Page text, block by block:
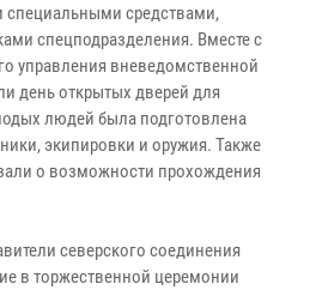
специальными средствами,
спецподразделения. Вместе с
управления вневедомственной
день открытых дверей для
людей была подготовлена
экипировки и оружия. Также
о возможности прохождения
северского соединения
в торжественной церемонии